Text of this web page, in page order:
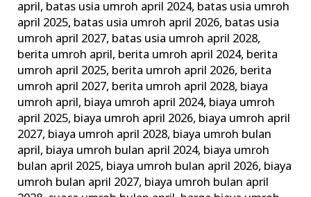
april, batas usia umroh april 2024, batas usia umroh
april 2025, batas usia umroh april 2026, batas usia
umroh april 2027, batas usia umroh april 2028,
berita umroh april, berita umroh april 2024, berita
umroh april 2025, berita umroh april 2026, berita
umroh april 2027, berita umroh april 2028, biaya
umroh april, biaya umroh april 2024, biaya umroh
april 2025, biaya umroh april 2026, biaya umroh april
2027, biaya umroh april 2028, biaya umroh bulan
april, biaya umroh bulan april 2024, biaya umroh
bulan april 2025, biaya umroh bulan april 2026, biaya
umroh bulan april 2027, biaya umroh bulan april